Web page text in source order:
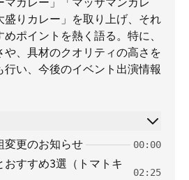
盛りカレー」を取り上げ、それ
ポイントを熱く語る。特に、
や、具材のクオリティの高さを
い、今後のイベント出演情報
変更のお知らせ 00:00
すすめ3選（トマトキ
02:25